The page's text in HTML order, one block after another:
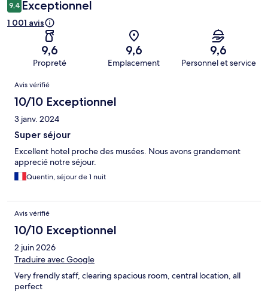
9,4 Exceptionnel
1 001 avis
9,6
Propreté
9,6
Emplacement
9,6
Personnel et service
Avis
Avis vérifié
10/10 Exceptionnel
3 janv. 2024
Super séjour
Excellent hotel proche des musées. Nous avons grandement
apprecié notre séjour.
Quentin, séjour de 1 nuit
Avis vérifié
10/10 Exceptionnel
2 juin 2026
Traduire avec Google
Very frendly staff, clearing spacious room, central location, all
perfect